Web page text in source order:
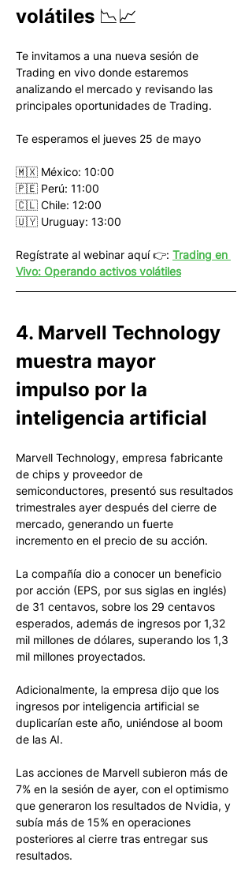
volátiles 📉📈
Te invitamos a una nueva sesión de
Trading en vivo donde estaremos
analizando el mercado y revisando las
principales oportunidades de Trading.
Te esperamos el jueves 25 de mayo
🇲🇽 México: 10:00
🇵🇪 Perú: 11:00
🇨🇱 Chile: 12:00
🇺🇾 Uruguay: 13:00
Regístrate al webinar aquí 👉: Trading en
Vivo: Operando activos volátiles
4. Marvell Technology
muestra mayor
impulso por la
inteligencia artificial
Marvell Technology, empresa fabricante
de chips y proveedor de
semiconductores, presentó sus resultados
trimestrales ayer después del cierre de
mercado, generando un fuerte
incremento en el precio de su acción.
La compañía dio a conocer un beneficio
por acción (EPS, por sus siglas en inglés)
de 31 centavos, sobre los 29 centavos
esperados, además de ingresos por 1,32
mil millones de dólares, superando los 1,3
mil millones proyectados.
Adicionalmente, la empresa dijo que los
ingresos por inteligencia artificial se
duplicarían este año, uniéndose al boom
de las AI.
Las acciones de Marvell subieron más de
7% en la sesión de ayer, con el optimismo
que generaron los resultados de Nvidia, y
subía más de 15% en operaciones
posteriores al cierre tras entregar sus
resultados.